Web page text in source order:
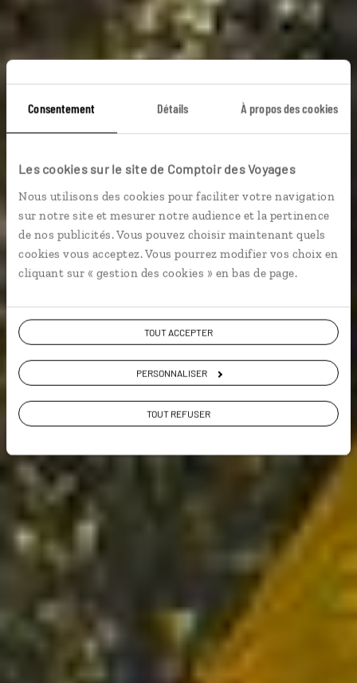
Consentement Détails À propos des cookies
Les cookies sur le site de Comptoir des Voyages
Nous utilisons des cookies pour faciliter votre navigation
sur notre site et mesurer notre audience et la pertinence
de nos publicités. Vous pouvez choisir maintenant quels
cookies vous acceptez. Vous pourrez modifier vos choix en
cliquant sur « gestion des cookies » en bas de page.
TOUT ACCEPTER
PERSONNALISER
TOUT REFUSER
Voyage au royaume
du Siam
Circuit des essentiels en Thaïlande : Bangkok, Chiang
Mai, Koh Samui.
Voyager à l’essentiel
Voir les 251 avis sur les voyages en
Thaïlande
VOIR LA GALERIE PHOTOS